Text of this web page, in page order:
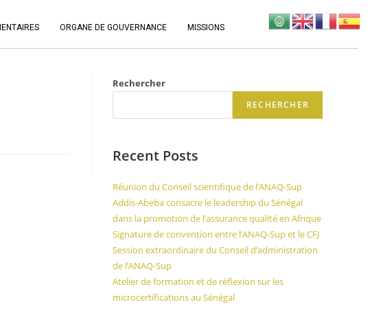
ORGANE DE GOUVERNANCE MISSIONS
Rechercher
RECHERCHER
Recent Posts
Réunion du Conseil scientifique de l’ANAQ-Sup
Addis-Abeba consacre le leadership du Sénégal
dans la promotion de l’assurance qualité en Afrique
Signature de convention entre l’ANAQ-Sup et le CFJ
Session extraordinaire du Conseil d’administration
de l’ANAQ-Sup
Atelier de formation et de réflexion sur les
microcertifications au Sénégal